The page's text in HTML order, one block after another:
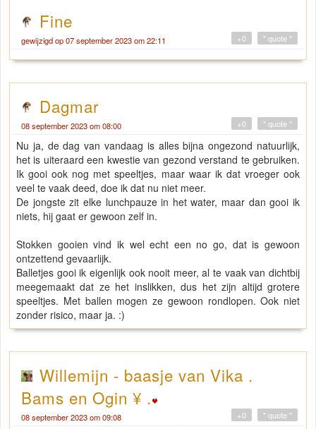
Fine
gewijzigd op 07 september 2023 om 22:11 " quote "
+0
Dagmar
08 september 2023 om 08:00 " quote "
+0
Nu ja, de dag van vandaag is alles bijna ongezond natuurlijk,
het is uiteraard een kwestie van gezond verstand te gebruiken.
Ik gooi ook nog met speeltjes, maar waar ik dat vroeger ook
veel te vaak deed, doe ik dat nu niet meer.
De jongste zit elke lunchpauze in het water, maar dan gooi ik
niets, hij gaat er gewoon zelf in.
Stokken gooien vind ik wel echt een no go, dat is gewoon
ontzettend gevaarlijk.
Balletjes gooi ik eigenlijk ook nooit meer, al te vaak van dichtbij
meegemaakt dat ze het inslikken, dus het zijn altijd grotere
speeltjes. Met ballen mogen ze gewoon rondlopen. Ook niet
zonder risico, maar ja. :)
Willemijn - baasje van Vika .
Bams en Ogin ¥ .
08 september 2023 om 09:08 " quote "
+0